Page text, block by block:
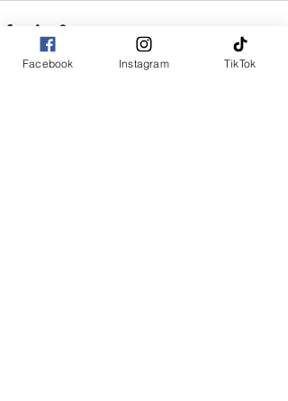
Facebook Instagram TikTok